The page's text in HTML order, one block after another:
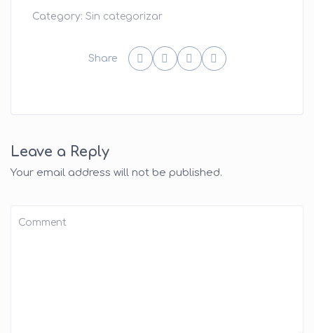
Category:Sin categorizar
Share
Leave a Reply
Your email address will not be published.